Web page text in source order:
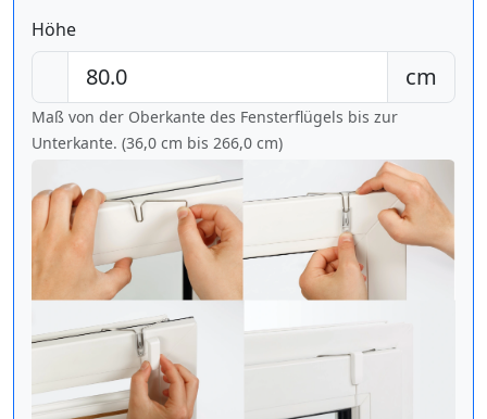
Höhe
cm
Maß von der Oberkante des Fensterflügels bis zur
Unterkante. (36,0 cm bis 266,0 cm)